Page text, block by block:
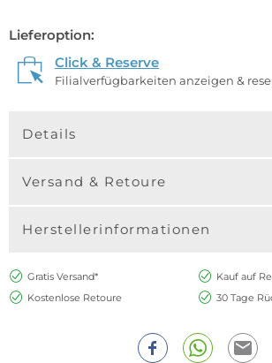
Lieferoption:
Click & Reserve
Filialverfügbarkeiten anzeigen &
Details
Versand & Retoure
Herstellerinformationen
Gratis Versand*
Kauf auf
Kostenlose Retoure
30 Tage